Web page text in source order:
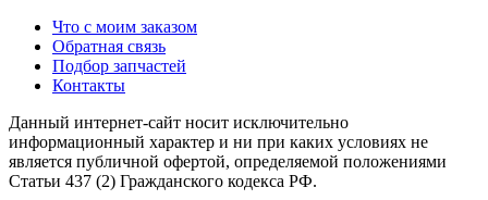
Что с моим заказом
Обратная связь
Подбор запчастей
Контакты
Данный интернет-сайт носит исключительно
информационный характер и ни при каких условиях не
является публичной офертой, определяемой положениями
Статьи 437 (2) Гражданского кодекса РФ.